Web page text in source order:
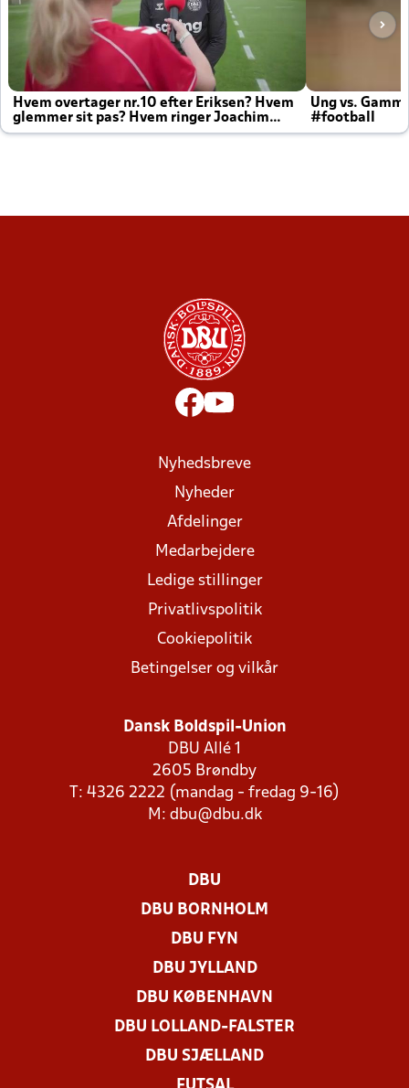
Hvem overtager nr.10 efter Eriksen? Hvem
glemmer sit pas? Hvem ringer Joachim
altid til efter kampe?
Ung vs.
#football
Nyhedsbreve
Nyheder
Afdelinger
Medarbejdere
Ledige stillinger
Privatlivspolitik
Cookiepolitik
Betingelser og vilkår
Dansk Boldspil-Union
DBU Allé 1
2605 Brøndby
T: 4326 2222 (mandag - fredag 9-16)
M: dbu@dbu.dk
DBU
DBU BORNHOLM
DBU FYN
DBU JYLLAND
DBU KØBENHAVN
DBU LOLLAND-FALSTER
DBU SJÆLLAND